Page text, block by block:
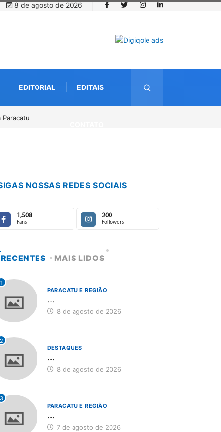
8 de agosto de 2026
EDITORIAL EDITAIS
até o dia 14 de agosto
NOSSAS REDES SOCIAIS
1,508
Fans
200
Followers
RECENTES MAIS LIDOS
1
PARACATU E REGIÃO
...
8 de agosto de 2026
2
DESTAQUES
...
8 de agosto de 2026
3
PARACATU E REGIÃO
...
7 de agosto de 2026